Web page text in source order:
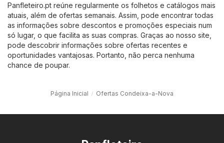
Panfleteiro.pt reúne regularmente os folhetos e catálogos mais
atuais, além de ofertas semanais. Assim, pode encontrar todas
as informações sobre descontos e promoções especiais num
só lugar, o que facilita as suas compras. Graças ao nosso site,
pode descobrir informações sobre ofertas recentes e
oportunidades vantajosas. Portanto, não perca nenhuma
chance de poupar.
Página Inicial Ofertas Condeixa-a-Nova